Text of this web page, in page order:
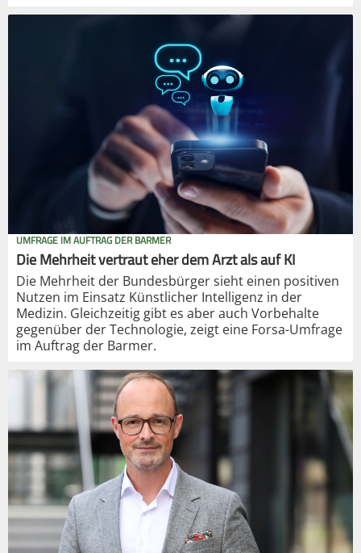
UMFRAGE IM AUFTRAG DER BARMER
Die Mehrheit vertraut eher dem Arzt als auf KI
Die Mehrheit der Bundesbürger sieht einen positiven
Nutzen im Einsatz Künstlicher Intelligenz in der
Medizin. Gleichzeitig gibt es aber auch Vorbehalte
gegenüber der Technologie, zeigt eine Forsa-Umfrage
im Auftrag der Barmer.